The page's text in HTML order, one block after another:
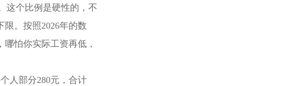
这个比例是硬性的，不
。按照2026年的数
怕你实际工资再低，
人部分280元，合计